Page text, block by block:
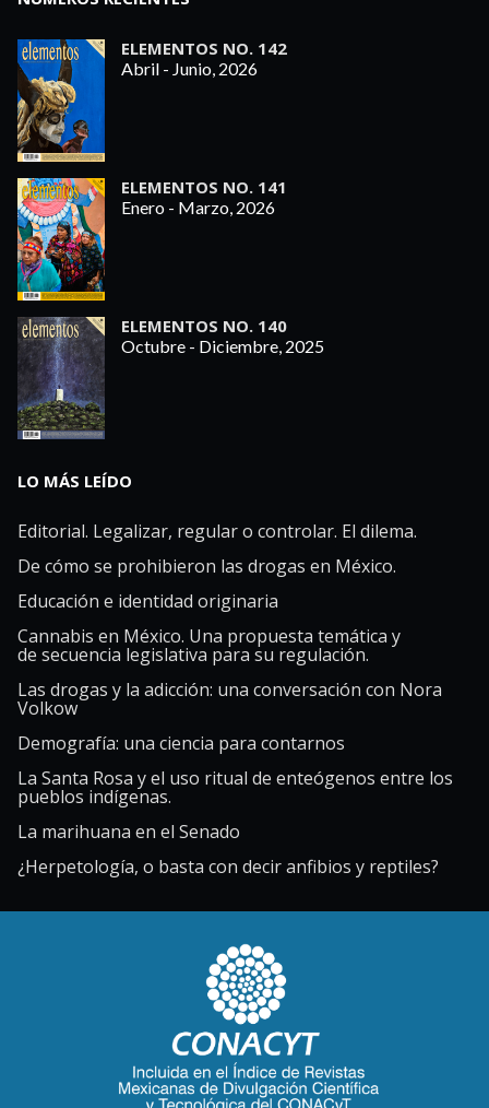
ELEMENTOS NO. 142
Abril - Junio, 2026
ELEMENTOS NO. 141
Enero - Marzo, 2026
ELEMENTOS NO. 140
Octubre - Diciembre, 2025
LO MÁS LEÍDO
Editorial. Legalizar, regular o controlar. El dilema.
De cómo se prohibieron las drogas en México.
Educación e identidad originaria
Cannabis en México. Una propuesta temática y
de secuencia legislativa para su regulación.
Las drogas y la adicción: una conversación con Nora
Volkow
Demografía: una ciencia para contarnos
La Santa Rosa y el uso ritual de enteógenos entre los
pueblos indígenas.
La marihuana en el Senado
¿Herpetología, o basta con decir anfibios y reptiles?